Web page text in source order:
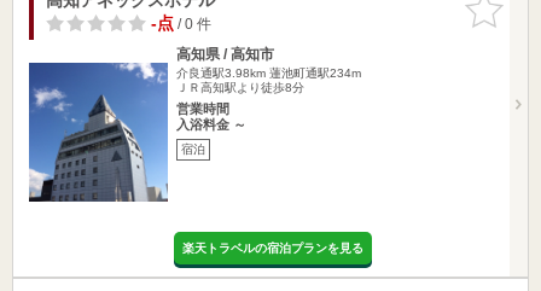
りに追加
-点/ 0 件
高知県 / 高知市
介良通駅3.98km 蓮池町通駅234m
ＪＲ高知駅より徒歩8分
営業時間
入浴料金 ～
宿泊
楽天トラベルの宿泊プランを見る